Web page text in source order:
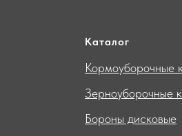
Каталог
Кормоуборочные
Зерноуборочные
Бороны дисковые